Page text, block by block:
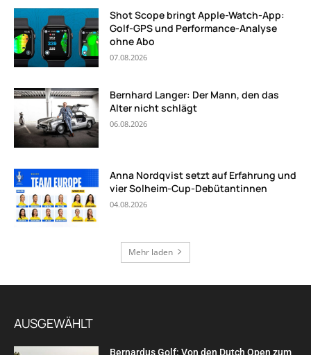
Shot Scope bringt Apple-Watch-App:
Golf-GPS und Performance-Analyse
ohne Abo
07.08.2026
Bernhard Langer: Der Mann, den das
Alter nicht schlägt
06.08.2026
Anna Nordqvist setzt auf Erfahrung und
vier Solheim-Cup-Debütantinnen
04.08.2026
Mehr laden
AUSGEWÄHLT
Bernardus Golf: Von den Dutch Open zum